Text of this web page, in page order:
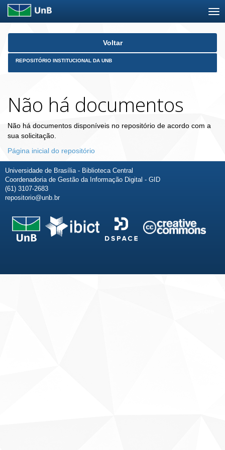
Skip
Voltar
REPOSITÓRIO INSTITUCIONAL DA UNB
Não há documentos
Não há documentos disponíveis no repositório de acordo com a
sua solicitação.
Página inicial do repositório
Universidade de Brasília - Biblioteca Central
Coordenadoria de Gestão da Informação Digital - GID
(61) 3107-2683
repositorio@unb.br